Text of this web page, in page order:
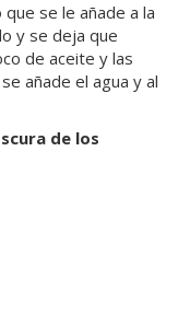
se le añade a la
y se deja que
de aceite y las
añade el agua y al
de los